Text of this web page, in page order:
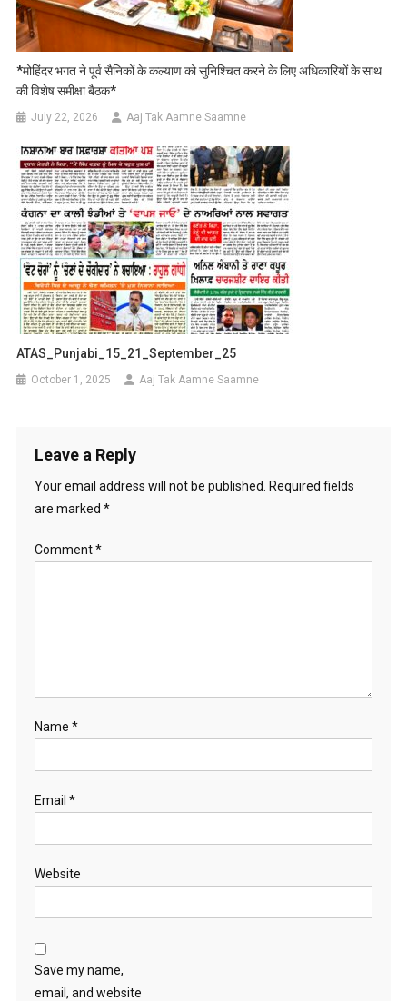
*मोहिंदर भगत ने पूर्व सैनिकों के कल्याण को सुनिश्चित करने के लिए अधिकारियों के साथ
की विशेष समीक्षा बैठक*
July 22, 2026 Aaj Tak Aamne Saamne
ATAS_Punjabi_15_21_September_25
October 1, 2025 Aaj Tak Aamne Saamne
Leave a Reply
Your email address will not be published.
Required fields
are marked *
Comment*
Name *
Email *
Website
Save my name,
email, and website